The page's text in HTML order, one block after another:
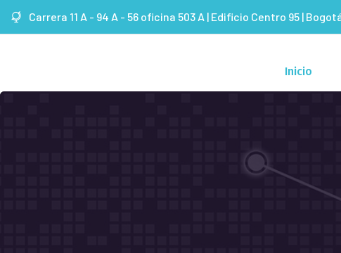
Carrera 11 A - 94 A - 56 oficina 503 A | Edificio Centro 95 |
Inicio